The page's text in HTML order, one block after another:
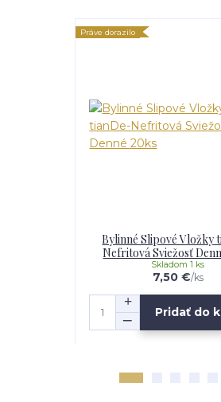
Práve dorazilo
Bylinné Slipové Vložky
Nefritová Sviežosť
7,50 €/ks
Skladom 1 ks
Pridať do